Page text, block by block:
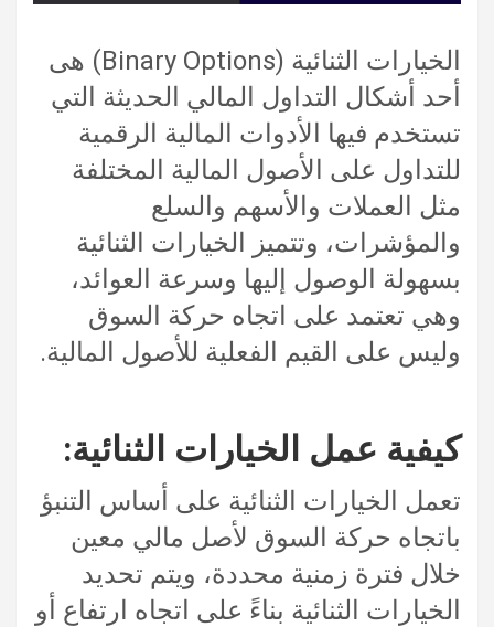
الخيارات الثنائية (Binary Options) هى
أحد أشكال التداول المالي الحديثة التي
تستخدم فيها الأدوات المالية الرقمية
للتداول على الأصول المالية المختلفة
مثل العملات والأسهم والسلع
والمؤشرات، وتتميز الخيارات الثنائية
بسهولة الوصول إليها وسرعة العوائد،
وهي تعتمد على اتجاه حركة السوق
وليس على القيم الفعلية للأصول المالية.
كيفية عمل الخيارات الثنائية:
تعمل الخيارات الثنائية على أساس التنبؤ
باتجاه حركة السوق لأصل مالي معين
خلال فترة زمنية محددة، ويتم تحديد
الخيارات الثنائية بناءً على اتجاه ارتفاع أو